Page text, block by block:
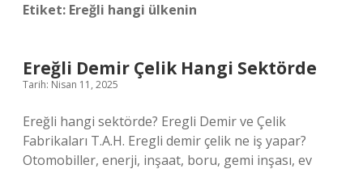
Etiket: Ereğli hangi ülkenin
Ereğli Demir Çelik Hangi Sektörde
Tarih: Nisan 11, 2025
Ereğli hangi sektörde? Eregli Demir ve Çelik
Fabrikaları T.A.H. Eregli demir çelik ne iş yapar?
Otomobiller, enerji, inşaat, boru, gemi inşası, ev